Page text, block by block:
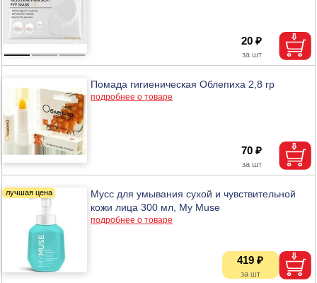
20 ₽
Помада гигиеническая Облепиха 2,8 гр
подробнее о товаре
70 ₽
Мусс для умывания сухой и чувствительной
кожи лица 300 мл, My Muse
подробнее о товаре
419 ₽